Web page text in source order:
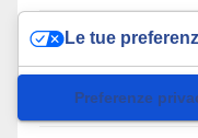
Marzo 2009
Febbraio 2009
Le tue
Informativa sulla